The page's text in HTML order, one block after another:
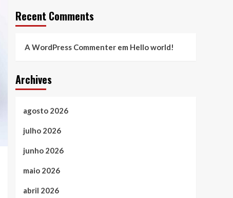
Recent Comments
A WordPress Commenterem Hello world!
Archives
agosto 2026
julho 2026
junho 2026
maio 2026
abril 2026